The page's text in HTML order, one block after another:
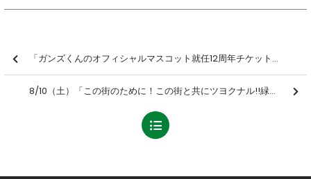
「ガンズくんのオフィシャルマスコット就任12周年チケット」デザイン決定＆チケット販売のお知らせ
8/10（土）「この街のために！この街と共にツヨクナル!!緑化大作戦」実施と参加者募集のお知らせ